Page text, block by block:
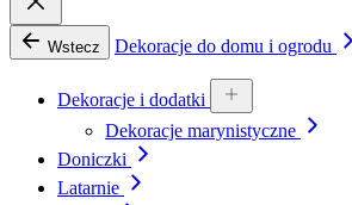
Wstecz Dekoracje do domu i ogrodu
Dekoracje i dodatki
Dekoracje marynistyczne
Doniczki
Latarnie